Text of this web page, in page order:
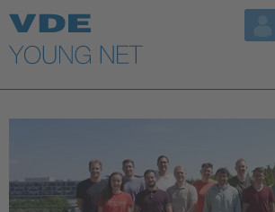
Top Themen
Fokusthemen
AI & Digital Trust